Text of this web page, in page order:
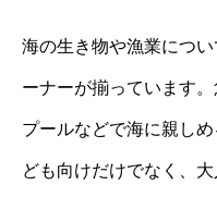
海の生き物や漁業につ
ーナーが揃っています
プールなどで海に親し
ども向けだけでなく、